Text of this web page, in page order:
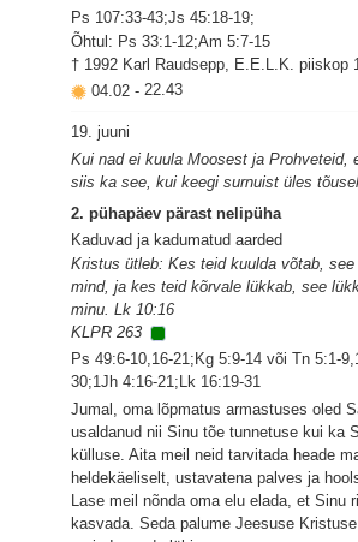
Ps 107:33-43;Js 45:18-19;
Õhtul: Ps 33:1-12;Am 5:7-15
† 1992 Karl Raudsepp, E.E.L.K. piiskop
04.02-22.43
19. juuni
Kui nad ei kuula Moosest ja Prohveteid,
siis ka see, kui keegi surnuist üles
2. pühapäev pärast nelipüha
Kaduvad ja kadumatud aarded
Kristus ütleb: Kes teid kuulda võtab,
mind, ja kes teid kõrvale lükkab, see
minu. Lk 10:16
KLPR 263
Ps 49:6-10,16-21;Kg 5:9-14 või Tn 5:1-
30;1Jh 4:16-21;Lk 16:19-31
Jumal, oma lõpmatus armastuses oled
usaldanud nii Sinu tõe tunnetuse kui ka
külluse. Aita meil neid tarvitada heade
heldekäeliselt, ustavatena palves ja
Lase meil nõnda oma elu elada, et Sinu
kasvada. Seda palume Jeesuse